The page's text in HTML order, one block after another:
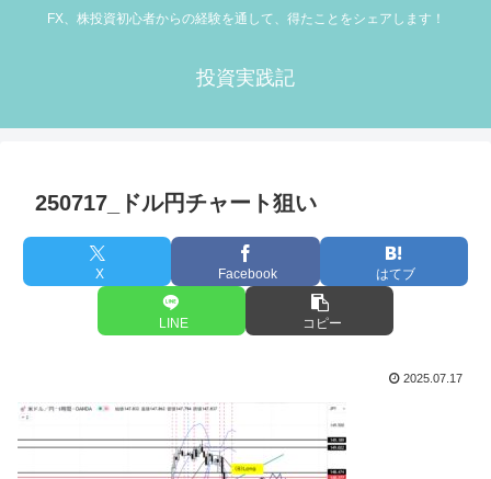
FX、株投資初心者からの経験を通して、得たことをシェアします！
投資実践記
250717_ドル円チャート狙い
X Facebook はてブ
LINE コピー
2025.07.17